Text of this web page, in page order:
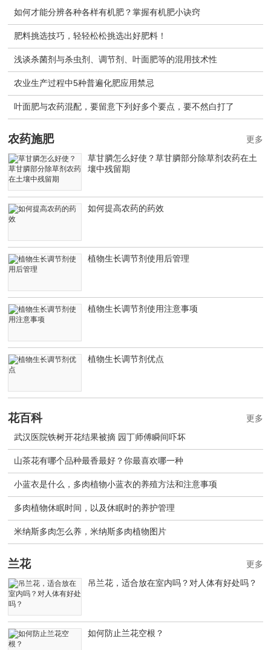
如何才能分辨各种各样有机肥？掌握有机肥小诀窍
肥料挑选技巧，轻轻松松挑选出好肥料！
浅谈杀菌剂与杀虫剂、调节剂、叶面肥等的混用技术性
农业生产过程中5种普遍化肥应用禁忌
叶面肥与农药混配，要留意下列好多个要点，要不然白打了
农药施肥
草甘膦怎么好使？草甘膦部分除草剂农药在土
壤中残留期
如何提高农药的药效
植物生长调节剂使用后管理
植物生长调节剂使用注意事项
植物生长调节剂优点
更多
花百科
武汉医院铁树开花结果被摘 园丁师傅瞬间吓坏
山茶花有哪个品种最香最好？你最喜欢哪一种
小蓝衣是什么，多肉植物小蓝衣的养殖方法和注意事项
多肉植物休眠时间，以及休眠时的养护管理
米纳斯多肉怎么养，米纳斯多肉植物图片
更多
兰花
吊兰花，适合放在室内吗？对人体有好处吗？
如何防止兰花空根？
更多